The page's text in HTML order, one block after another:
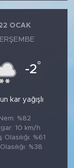
OCAK
-2°
kar yağışlı
%82
10 km/h
Olasılığı: %61
%38